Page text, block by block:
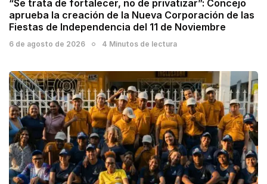
“Se trata de fortalecer, no de privatizar”: Concejo
aprueba la creación de la Nueva Corporación de las
Fiestas de Independencia del 11 de Noviembre
6 de agosto de 2026 4 Minutos de lectura